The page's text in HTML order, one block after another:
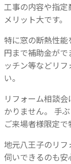
工事の内容や指
メリット大です。
特に窓の断熱性
円まで補助金がで
ッチン等などリ
い。
リフォーム相談会
かりません。
手
ご来場者様限定で
地元八王子のリ
伺いできるのも安